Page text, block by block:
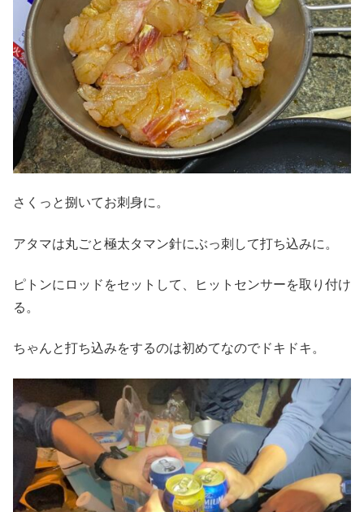
さくっと捌いてお刺身に。
アタマは丸ごと極太タマン針にぶっ刺して打ち込みに。
ピトンにロッドをセットして、ヒットセンサーを取り付け
る。
ちゃんと打ち込みをするのは初めてなのでドキドキ。